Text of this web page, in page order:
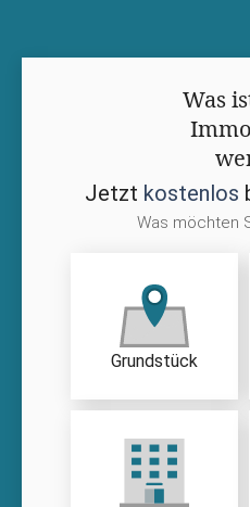
Was
Jetzt kostenlos
Was möchten
Grundstück